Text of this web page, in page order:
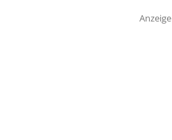
Anzeige